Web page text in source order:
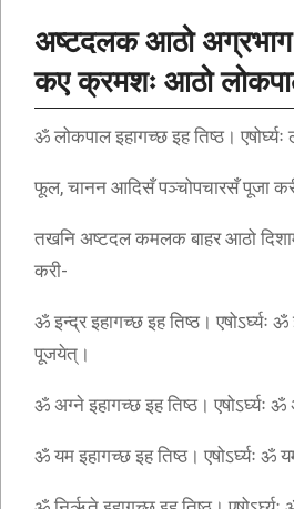
अष्टदलक आठो अग्रभाग
कए क्रमशः आठो
ॐ लोकपाल इहागच्छ इह तिष्ठ। एषोर्घ्यः
फूल, चानन आदिसँ पञ्चोपचारसँ पूजा
तखनि अष्टदल कमलक बाहर आठो
करी-
ॐ इन्द्र इहागच्छ इह तिष्ठ। एषोऽर्घ्यः
पूजयेत्।
ॐ अग्ने इहागच्छ इह तिष्ठ। एषोऽर्घ्यः
ॐ यम इहागच्छ इह तिष्ठ। एषोऽर्घ्यः ॐ